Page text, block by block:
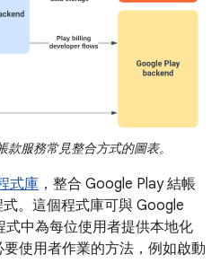
款服務常見整合方式的圖表。
式庫 ，整合 Google Play 結帳
。這個程式庫可與 Google
式中為每位使用者提供本地化
使用者作業的方法，例如啟動